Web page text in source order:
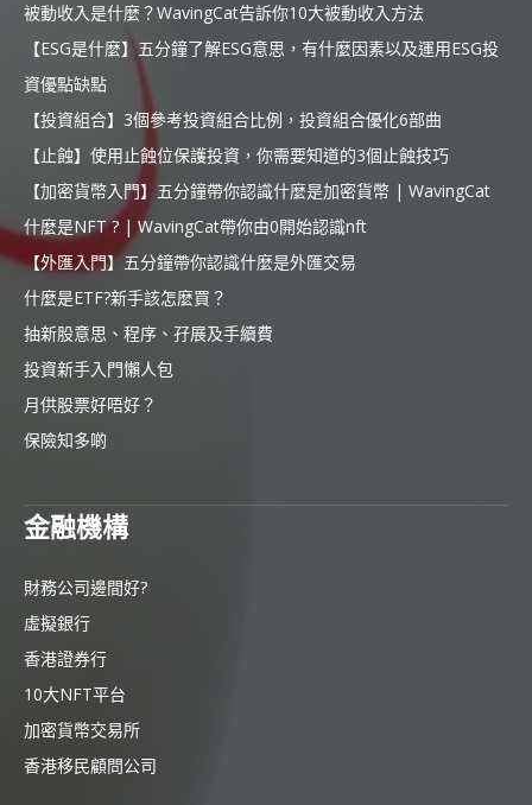
被動收入是什麼？WavingCat告訴你10大被動收入方法
【ESG是什麼】五分鐘了解ESG意思，有什麼因素以及運用ESG投
資優點缺點
【投資組合】3個參考投資組合比例，投資組合優化6部曲
【止蝕】使用止蝕位保護投資，你需要知道的3個止蝕技巧
【加密貨幣入門】五分鐘帶你認識什麼是加密貨幣 | WavingCat
什麼是NFT ? | WavingCat帶你由0開始認識nft
【外匯入門】五分鐘帶你認識什麼是外匯交易
什麼是ETF?新手該怎麼買？
抽新股意思、程序、孖展及手續費
投資新手入門懶人包
月供股票好唔好？
保險知多啲
金融機構
財務公司邊間好?
虛擬銀行
香港證券行
10大NFT平台
加密貨幣交易所
香港移民顧問公司